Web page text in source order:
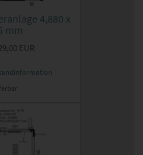
4,880 x
mm
EUR